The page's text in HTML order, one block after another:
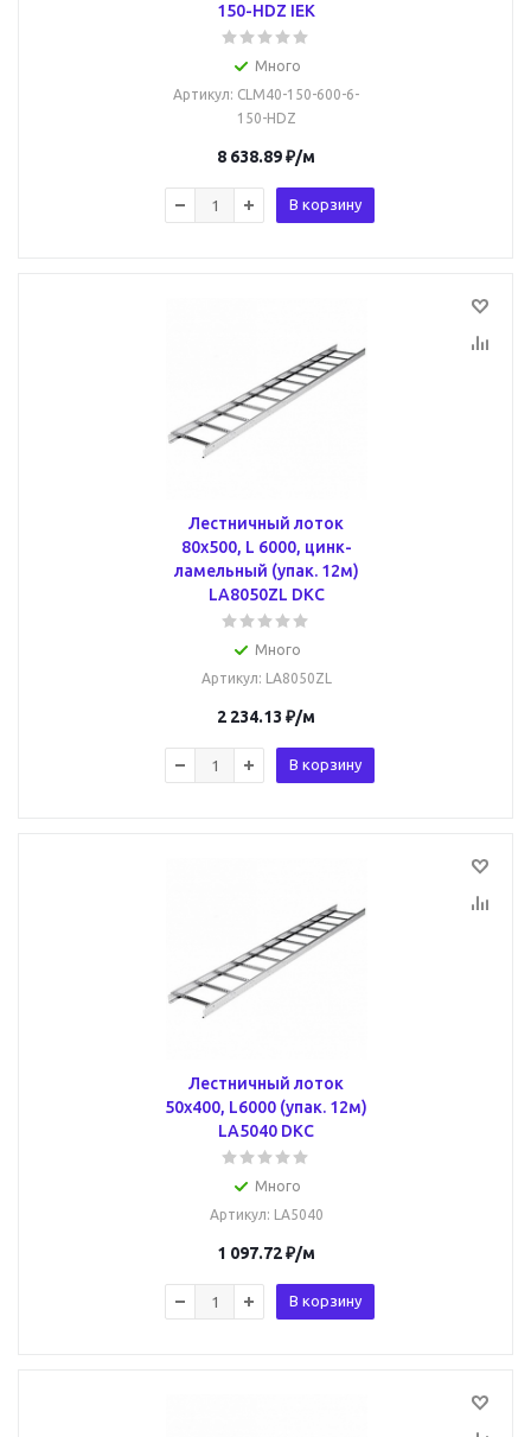
150-HDZ IEK
Много
Артикул: CLM40-150-600-6-
150-HDZ
8 638.89₽/м
В корзину
Лестничный лоток
80х500, L 6000, цинк-
ламельный (упак. 12м)
LA8050ZL DKC
Много
Артикул: LA8050ZL
2 234.13 ₽/м
В корзину
Лестничный лоток
50х400, L6000 (упак. 12м)
LA5040 DKC
Много
Артикул: LA5040
1 097.72₽/м
В корзину